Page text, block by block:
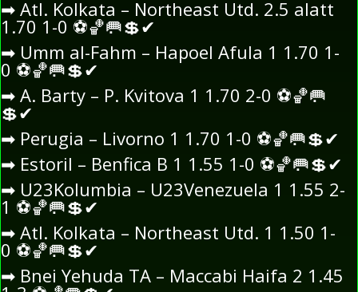
➡ Atl. Kolkata – Northeast Utd. 2.5 alatt
1.70 1-0 ⚽🏀🥅💲✔
➡ Umm al-Fahm – Hapoel Afula 1 1.70 1-
0 ⚽🏀🥅💲✔
➡ A. Barty – P. Kvitova 1 1.70 2-0 ⚽🏀🥅
💲✔
➡ Perugia – Livorno 1 1.70 1-0 ⚽🏀🥅💲✔
➡ Estoril – Benfica B 1 1.55 1-0 ⚽🏀🥅💲✔
➡ U23Kolumbia – U23Venezuela 1 1.55 2-
1 ⚽🏀🥅💲✔
➡ Atl. Kolkata – Northeast Utd. 1 1.50 1-
0 ⚽🏀🥅💲✔
➡ Bnei Yehuda TA – Maccabi Haifa 2 1.45